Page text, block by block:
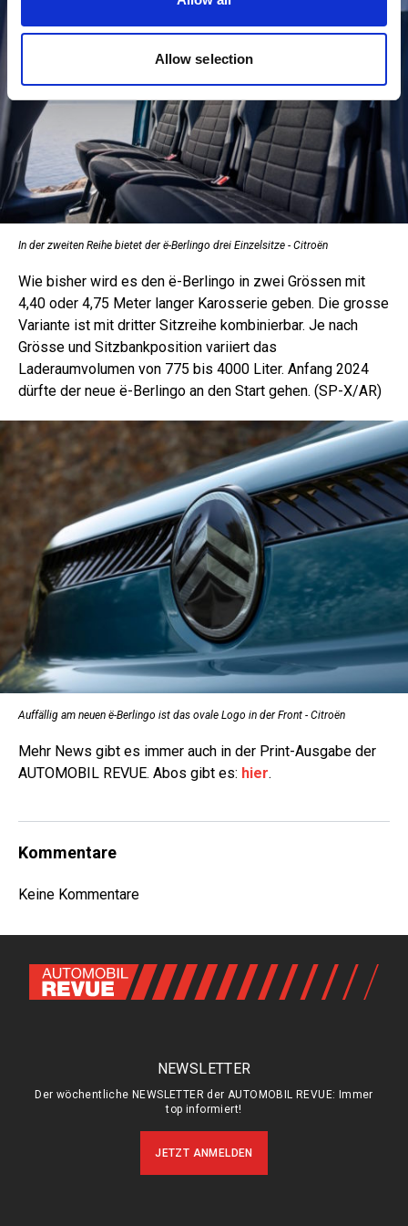
may combine it with other information that you’ve
provided to them or that they’ve collected from your use
Allow selection
In der zweiten Reihe bietet der ë-Berlingo drei Einzelsitze - Citroën
Wie bisher wird es den ë-Berlingo in zwei Grössen mit
4,40 oder 4,75 Meter langer Karosserie geben. Die grosse
Variante ist mit dritter Sitzreihe kombinierbar. Je nach
Grösse und Sitzbankposition variiert das
Laderaumvolumen von 775 bis 4000 Liter. Anfang 2024
dürfte der neue ë-Berlingo an den Start gehen. (SP-X/AR)
Auffällig am neuen ë-Berlingo ist das ovale Logo in der Front - Citroën
Mehr News gibt es immer auch in der Print-Ausgabe der
AUTOMOBIL REVUE. Abos gibt es: hier.
Kommentare
Keine Kommentare
NEWSLETTER
Der wöchentliche NEWSLETTER der AUTOMOBIL REVUE: Immer
top informiert!
JETZT ANMELDEN